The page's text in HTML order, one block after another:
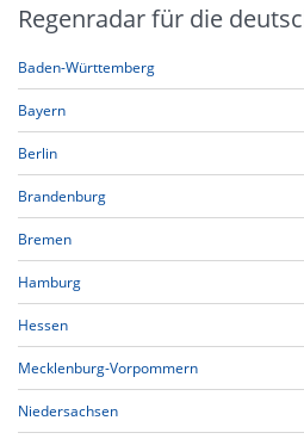
Regenradar für die
Baden-Württemberg
Bayern
Berlin
Brandenburg
Bremen
Hamburg
Hessen
Mecklenburg-Vorpommern
Niedersachsen